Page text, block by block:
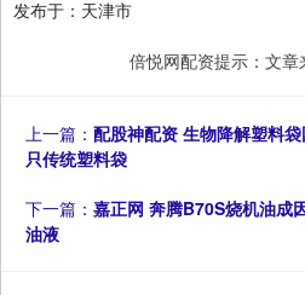
发布于：天津市
倍悦网配资提示：文章
上一篇： 配股神配资 生物降解塑料
只传统塑料袋
下一篇： 嘉正网 奔腾B70S烧机油成
油液